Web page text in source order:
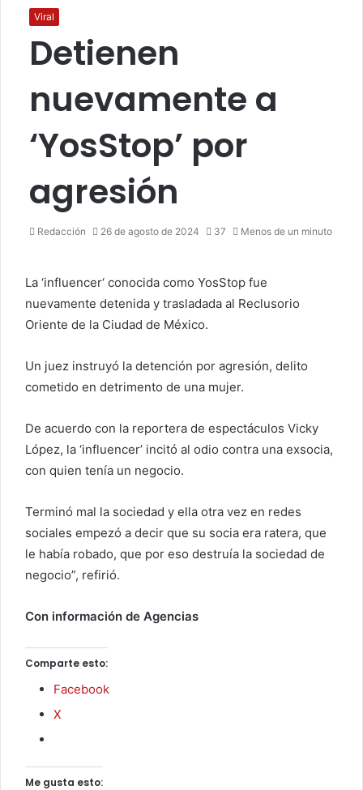
Viral
Detienen
nuevamente a
‘YosStop’ por
agresión
Redacción 26 de agosto de 2024 37 Menos de un minuto
La ‘influencer‘ conocida como YosStop fue
nuevamente detenida y trasladada al Reclusorio
Oriente de la Ciudad de México.
Un juez instruyó la detención por agresión, delito
cometido en detrimento de una mujer.
De acuerdo con la reportera de espectáculos Vicky
López, la ‘influencer’ incitó al odio contra una exsocia,
con quien tenía un negocio.
Terminó mal la sociedad y ella otra vez en redes
sociales empezó a decir que su socia era ratera, que
le había robado, que por eso destruía la sociedad de
negocio”, refirió.
Con información de Agencias
Comparte esto:
Facebook
X
Me gusta esto: